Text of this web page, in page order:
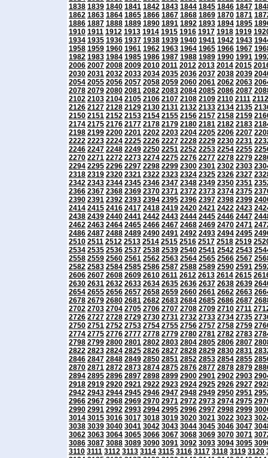
1838 1839 1840 1841 1842 1843 1844 1845 1846 1847
1862 1863 1864 1865 1866 1867 1868 1869 1870 1871
1886 1887 1888 1889 1890 1891 1892 1893 1894 1895
1910 1911 1912 1913 1914 1915 1916 1917 1918 1919
1934 1935 1936 1937 1938 1939 1940 1941 1942 1943
1958 1959 1960 1961 1962 1963 1964 1965 1966 1967
1982 1983 1984 1985 1986 1987 1988 1989 1990 1991
2006 2007 2008 2009 2010 2011 2012 2013 2014 2015
2030 2031 2032 2033 2034 2035 2036 2037 2038 2039
2054 2055 2056 2057 2058 2059 2060 2061 2062 2063
2078 2079 2080 2081 2082 2083 2084 2085 2086 2087
2102 2103 2104 2105 2106 2107 2108 2109 2110 2111 2112
2126 2127 2128 2129 2130 2131 2132 2133 2134 2135
2150 2151 2152 2153 2154 2155 2156 2157 2158 2159
2174 2175 2176 2177 2178 2179 2180 2181 2182 2183
2198 2199 2200 2201 2202 2203 2204 2205 2206 2207
2222 2223 2224 2225 2226 2227 2228 2229 2230 2231
2246 2247 2248 2249 2250 2251 2252 2253 2254 2255
2270 2271 2272 2273 2274 2275 2276 2277 2278 2279
2294 2295 2296 2297 2298 2299 2300 2301 2302 2303
2318 2319 2320 2321 2322 2323 2324 2325 2326 2327
2342 2343 2344 2345 2346 2347 2348 2349 2350 2351
2366 2367 2368 2369 2370 2371 2372 2373 2374 2375
2390 2391 2392 2393 2394 2395 2396 2397 2398 2399
2414 2415 2416 2417 2418 2419 2420 2421 2422 2423
2438 2439 2440 2441 2442 2443 2444 2445 2446 2447
2462 2463 2464 2465 2466 2467 2468 2469 2470 2471
2486 2487 2488 2489 2490 2491 2492 2493 2494 2495
2510 2511 2512 2513 2514 2515 2516 2517 2518 2519
2534 2535 2536 2537 2538 2539 2540 2541 2542 2543
2558 2559 2560 2561 2562 2563 2564 2565 2566 2567
2582 2583 2584 2585 2586 2587 2588 2589 2590 2591
2606 2607 2608 2609 2610 2611 2612 2613 2614 2615
2630 2631 2632 2633 2634 2635 2636 2637 2638 2639
2654 2655 2656 2657 2658 2659 2660 2661 2662 2663
2678 2679 2680 2681 2682 2683 2684 2685 2686 2687
2702 2703 2704 2705 2706 2707 2708 2709 2710 2711
2726 2727 2728 2729 2730 2731 2732 2733 2734 2735
2750 2751 2752 2753 2754 2755 2756 2757 2758 2759
2774 2775 2776 2777 2778 2779 2780 2781 2782 2783
2798 2799 2800 2801 2802 2803 2804 2805 2806 2807
2822 2823 2824 2825 2826 2827 2828 2829 2830 2831
2846 2847 2848 2849 2850 2851 2852 2853 2854 2855
2870 2871 2872 2873 2874 2875 2876 2877 2878 2879
2894 2895 2896 2897 2898 2899 2900 2901 2902 2903
2918 2919 2920 2921 2922 2923 2924 2925 2926 2927
2942 2943 2944 2945 2946 2947 2948 2949 2950 2951
2966 2967 2968 2969 2970 2971 2972 2973 2974 2975
2990 2991 2992 2993 2994 2995 2996 2997 2998 2999
3014 3015 3016 3017 3018 3019 3020 3021 3022 3023
3038 3039 3040 3041 3042 3043 3044 3045 3046 3047
3062 3063 3064 3065 3066 3067 3068 3069 3070 3071
3086 3087 3088 3089 3090 3091 3092 3093 3094 3095
3110 3111 3112 3113 3114 3115 3116 3117 3118 3119 3120